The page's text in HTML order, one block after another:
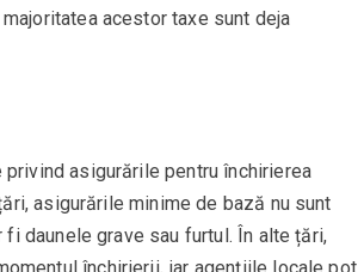
acestor taxe sunt deja
asigurările pentru închirierea
asigurările minime de bază nu sunt
daunele grave sau furtul. În alte țări,